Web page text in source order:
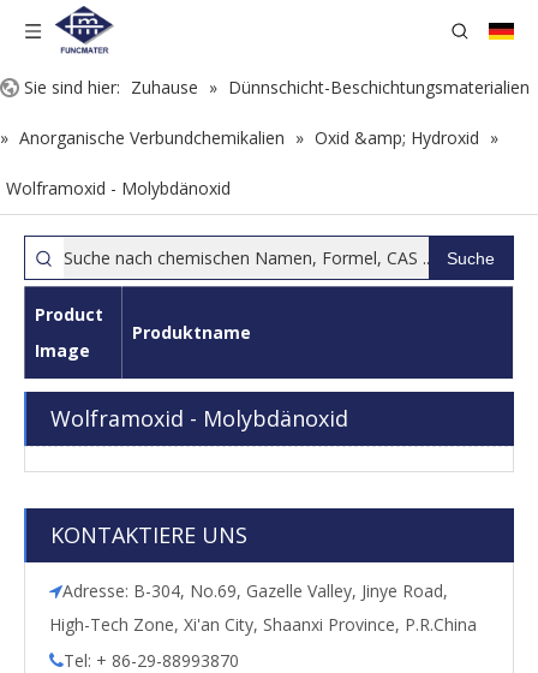
Sie sind hier: Zuhause » Dünnschicht-Beschichtungsmaterialien
» Anorganische Verbundchemikalien » Oxid &amp; Hydroxid »
Wolframoxid - Molybdänoxid
Suche
Product
Image
Produktname
Wolframoxid - Molybdänoxid
KONTAKTIERE UNS
Adresse: B-304, No.69, Gazelle Valley, Jinye Road,
High-Tech Zone, Xi'an City, Shaanxi Province, P.R.China
Tel: + 86-29-88993870